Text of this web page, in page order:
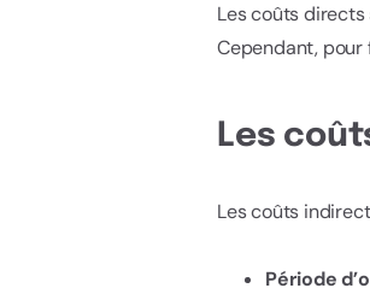
Les coûts
Cependant, pour
Les
Les coûts
Période